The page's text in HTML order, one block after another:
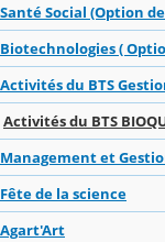
Santé Social (Option
Biotechnologies (
Activités du BTS
Activités du BTS
Management et
Fête de la science
Agart'Art